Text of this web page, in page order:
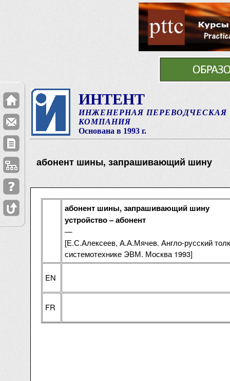
ИНТЕНТ
ИНЖЕНЕРНАЯ ПЕРЕВОДЧЕСКАЯ
КОМПАНИЯ
Основана в 1993 г.
абонент шины, запрашивающий шину
абонент шины, запрашивающий шину
устройство – абонент
—
[Е.С.Алексеев, А.А.Мячев. Англо-русский
системотехнике ЭВМ. Москва 1993]
EN
FR